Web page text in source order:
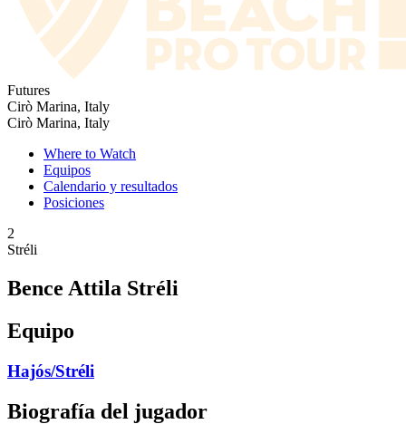
Futures
Cirò Marina, Italy
Cirò Marina, Italy
Where to Watch
Equipos
Calendario y resultados
Posiciones
2
Stréli
Bence Attila Stréli
Equipo
Hajós/Stréli
Biografía del jugador